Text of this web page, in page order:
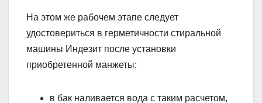
На этом же рабочем этапе следует
удостовериться в герметичности стиральной
машины Индезит после установки
приобретенной манжеты:
в бак наливается вода с таким расчетом,